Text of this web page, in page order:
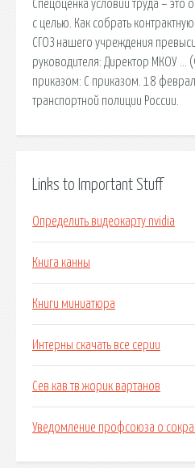
Спецоценка условий труда – это
с целью. Как собрать
СГОЗ нашего учреждения
руководителя: Директор МКОУ …
приказом: С приказом. 18
транспортной полиции России.
Links to Important Stuff
Определить видеокарту nvidia
Книга канны
Книги миниатюра
Интерны скачать все серии
Сев кав тв жорик вартанов
Уведомление профсоюза о